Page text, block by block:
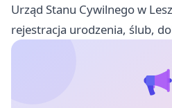
Urząd Stanu Cywilnego w
rejestracja urodzenia, ślub,